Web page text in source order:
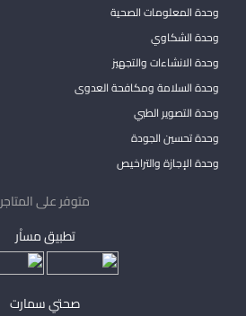
وحدة المعلومات الصحية
وحدة الشكاوي
وحدة الانشاءات والتجهيز
وحدة السلامة ومكافحة العدوى
وحدة التصوير الطبي
وحدة تحسين الجودة
وحدة الإجازة والتراخيص
متوفر على المتاجر
تطبيق مساْر
صحتي سمارت